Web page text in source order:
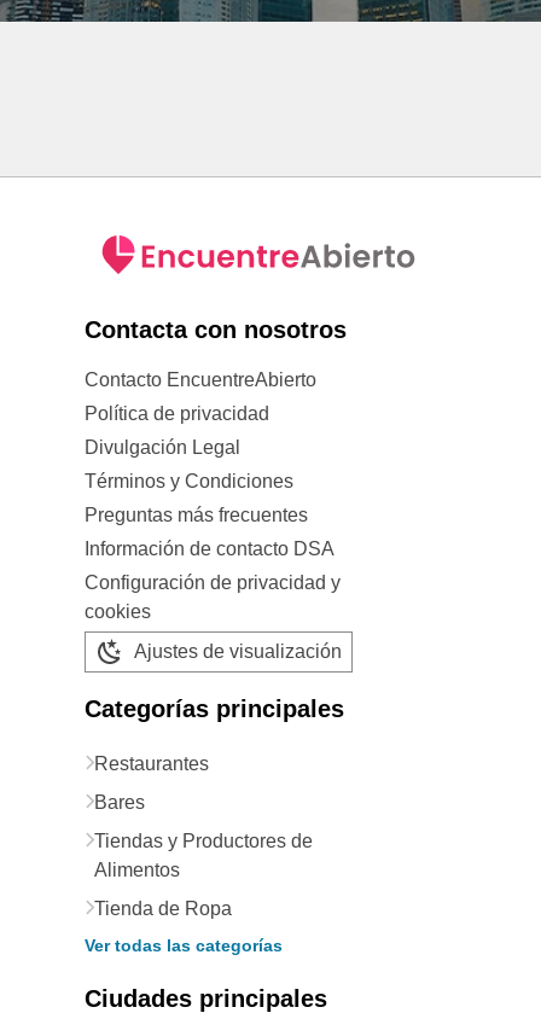
Contacta con nosotros
Contacto EncuentreAbierto
Política de privacidad
Divulgación Legal
Términos y Condiciones
Preguntas más frecuentes
Información de contacto DSA
Configuración de privacidad y
cookies
Ajustes de visualización
Categorías principales
Restaurantes
Bares
Tiendas y Productores de
Alimentos
Tienda de Ropa
Ver todas las categorías
Ciudades principales